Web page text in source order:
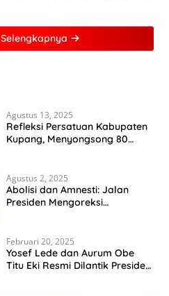
Foundation Young
Frenuer 2024
Selengkapnya
Agustus 13, 2025
Refleksi Persatuan Kabupaten
Kupang, Menyongsong 80
Agustus 2, 2025
Abolisi dan Amnesti: Jalan
Presiden Mengoreksi
Februari 20, 2025
Yosef Lede dan Aurum Obe
Titu Eki Resmi Dilantik Presiden